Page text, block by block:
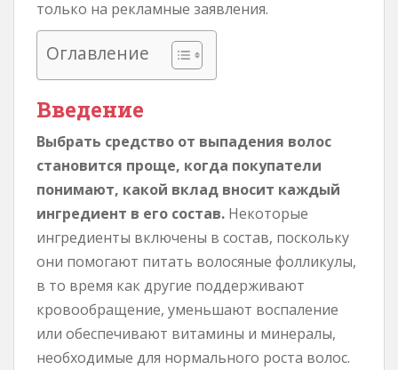
только на рекламные заявления.
Оглавление
Введение
Выбрать средство от выпадения волос
становится проще, когда покупатели
понимают, какой вклад вносит каждый
ингредиент в его состав. Некоторые
ингредиенты включены в состав, поскольку
они помогают питать волосяные фолликулы,
в то время как другие поддерживают
кровообращение, уменьшают воспаление
или обеспечивают витамины и минералы,
необходимые для нормального роста волос.